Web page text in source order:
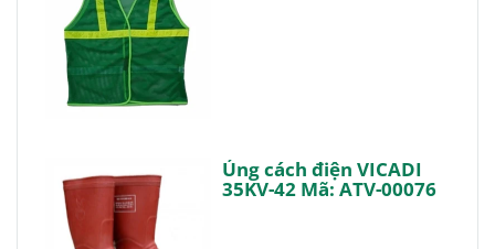
Ủng cách điện VICADI
35KV-42 Mã: ATV-00076